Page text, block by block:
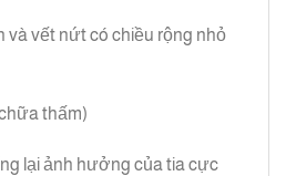
và vết nứt có chiều rộng nhỏ
thấm)
lại ảnh hưởng của tia cực